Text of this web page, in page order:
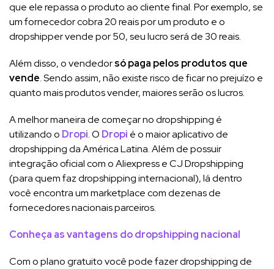
que ele repassa o produto ao cliente final. Por exemplo, se
um fornecedor cobra 20 reais por um produto e o
dropshipper vende por 50, seu lucro será de 30 reais.
Além disso, o vendedorsó paga pelos produtos que
vende. Sendo assim, não existe risco de ficar no prejuízo e
quanto mais produtos vender, maiores serão os lucros.
A melhor maneira de começar no dropshipping é
utilizando o Dropi. O Dropi é o maior aplicativo de
dropshipping da América Latina. Além de possuir
integração oficial com o Aliexpress e CJ Dropshipping
(para quem faz dropshipping internacional), lá dentro
você encontra um marketplace com dezenas de
fornecedores nacionais parceiros.
Conheça as vantagens do dropshipping nacional
Com o plano gratuito você pode fazer dropshipping de